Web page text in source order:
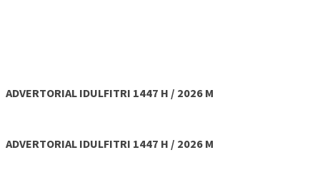
ADVERTORIAL IDULFITRI 1447 H / 2026 M
ADVERTORIAL IDULFITRI 1447 H / 2026 M